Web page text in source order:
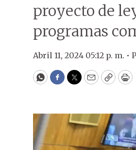
proyecto de
programas
Abril 11, 2024 05:12 p. m. •
WhatsApp
Facebook
Twitter
EmailCopy